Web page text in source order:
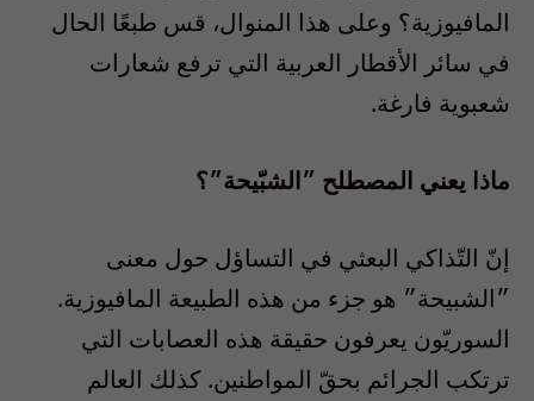
المافيوزية؟ وعلى هذا المنوال، قس طبعًا الحال
في سائر الأقطار العربية التي ترفع شعارات
شعبوية فارغة.
ماذا يعني المصطلح ״الشبّيحة״؟
إنّ التّذاكي البعثي في التساؤل حول معنى
״الشبيحة״ هو جزء من هذه الطبيعة المافيوزية.
السوريّون يعرفون حقيقة هذه العصابات التي
ترتكب الجرائم بحقّ المواطنين. كذلك العالم